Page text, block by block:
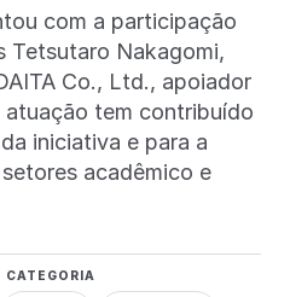
com a participação
Tetsutaro Nakagomi,
Co., Ltd., apoiador
atuação tem contribuído
iniciativa e para a
acadêmico e
CATEGORIA